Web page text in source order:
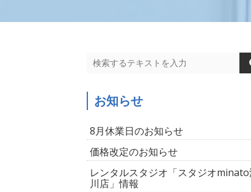
お知らせ
8月休業日のお知らせ
価格改定のお知らせ
レンタルスタジオ「スタジオminato
川店」情報